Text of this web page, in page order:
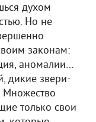
духом
Но не
законам:
аномалии…
дикие звери-
Множество
только свои